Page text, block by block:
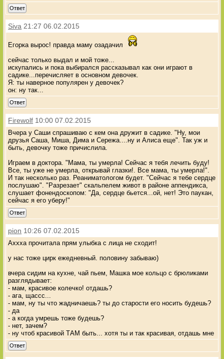
Ответ
Siva 21:27 06.02.2015
Егорка вырос! правда маму озадачил
сейчас только выдал и мой тоже...
искупались и пока выбирался рассказывал как они играют в
садике...перечисляет в основном девочек.
Я: ты наверное популярен у девочек?
он: ну так...
Ответ
Firewolf 10:00 07.02.2015
Вчера у Саши спрашиваю с кем она дружит в садике. "Ну, мои
друзья Саша, Миша, Дима и Сережа....ну и Алиса еще". Так уж и
быть, девочку тоже причислила.
Играем в доктора. "Мама, ты умерла! Сейчас я тебя лечить буду!
Все, ты уже не умерла, открывай глазки!. Все мама, ты умерла!".
И так несколько раз. Реаниматологом будет. "Сейчас я тебе сердце
послушаю". "Разрезает" скальпелем живот в районе аппендикса,
слушает фонендоскопом: "Да, сердце бьется...ой, нет! Это паукан,
сейчас я его уберу!"
Ответ
pion 10:26 07.02.2015
Аххха прочитала прям улыбка с лица не сходит!
у нас тоже цирк ежедневный. половину забываю)
вчера сидим на кухне, чай пьем, Машка мое кольцо с брюликами
разглядывает:
- мам, красивое колечко! отдашь?
- ага, щассс...
- мам, ну ты что жадничаешь? ты до старости его носить будешь?
- да
- а когда умрешь тоже будешь?
- нет, зачем?
- ну чтоб красивой ТАМ быть... хотя ты и так красивая, отдашь мне
Ответ